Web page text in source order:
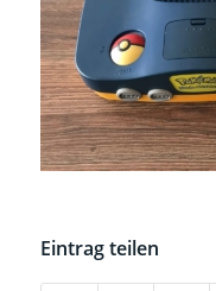
Eintrag teilen